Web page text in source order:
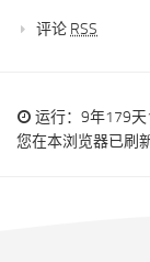
评论 RSS
运行：9年179
您在本浏览器已刷